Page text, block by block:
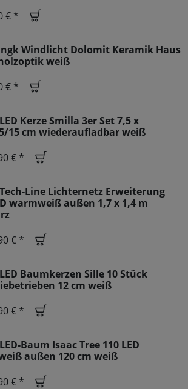
€ *
Windlicht Dolomit Keramik Haus
weiß
€ *
Kerze Smilla 3er Set 7,5 x
15 cm wiederaufladbar weiß
€ *
Line Lichternetz Erweiterung
warmweiß außen 1,7 x 1,4 m
€ *
Baumkerzen Sille 10 Stück
12 cm weiß
€ *
Baum Isaac Tree 110 LED
außen 120 cm weiß
€ *